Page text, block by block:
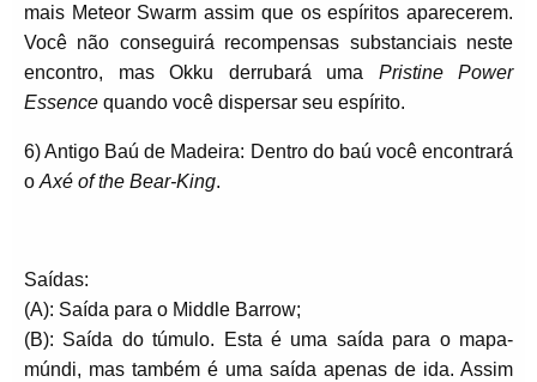
mais Meteor Swarm assim que os espíritos aparecerem.
Você não conseguirá recompensas substanciais neste
encontro, mas Okku derrubará uma Pristine Power
Essence quando você dispersar seu espírito.
6) Antigo Baú de Madeira: Dentro do baú você encontrará
o Axé of the Bear-King.
Saídas:
(A): Saída para o Middle Barrow;
(B): Saída do túmulo. Esta é uma saída para o mapa-
múndi, mas também é uma saída apenas de ida. Assim